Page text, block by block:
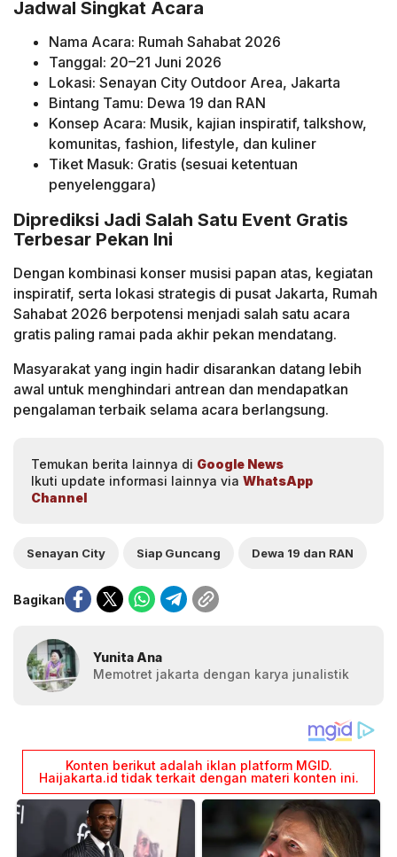
Jadwal Singkat Acara
Nama Acara: Rumah Sahabat 2026
Tanggal: 20–21 Juni 2026
Lokasi: Senayan City Outdoor Area, Jakarta
Bintang Tamu: Dewa 19 dan RAN
Konsep Acara: Musik, kajian inspiratif, talkshow,
komunitas, fashion, lifestyle, dan kuliner
Tiket Masuk: Gratis (sesuai ketentuan
penyelenggara)
Diprediksi Jadi Salah Satu Event Gratis
Terbesar Pekan Ini
Dengan kombinasi konser musisi papan atas, kegiatan
inspiratif, serta lokasi strategis di pusat Jakarta, Rumah
Sahabat 2026 berpotensi menjadi salah satu acara
gratis paling ramai pada akhir pekan mendatang.
Masyarakat yang ingin hadir disarankan datang lebih
awal untuk menghindari antrean dan mendapatkan
pengalaman terbaik selama acara berlangsung.
Temukan berita lainnya di Google News
Ikuti update informasi lainnya via WhatsApp
Channel
Senayan City Siap Guncang Dewa 19 dan RAN
Bagikan
Yunita Ana
Memotret jakarta dengan karya junalistik